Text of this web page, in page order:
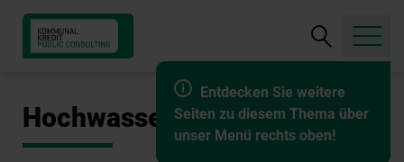
Entdecken Sie weitere
Seiten zu diesem Thema über
unser Menü rechts oben!
Suche
öffnen
Hochwasserschutz